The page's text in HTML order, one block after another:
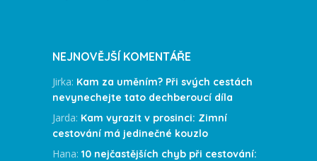
NEJNOVĚJŠÍ KOMENTÁŘE
Jirka: Kam za uměním? Při svých cestách
nevynechejte tato dechberoucí díla
Jarda: Kam vyrazit v prosinci: Zimní
cestování má jedinečné kouzlo
Hana: 10 nejčastějších chyb při cestování: